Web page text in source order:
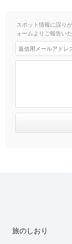
スポット情報に誤り
ォームよりご報告い
旅のしおり